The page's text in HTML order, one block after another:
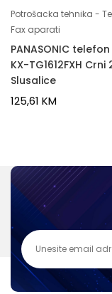
Potrošacka tehnika -
Fax aparati
PANASONIC
KX-TG1612FXH Crni
Slusalice
125,61 KM